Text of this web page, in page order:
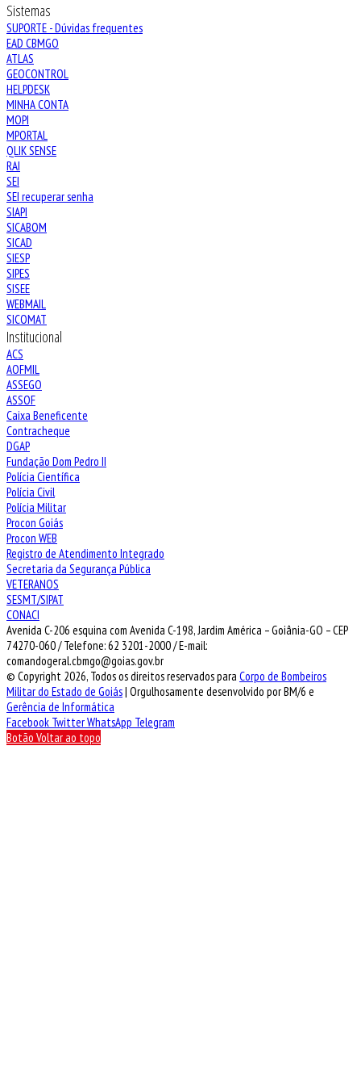
Sistemas
SUPORTE - Dúvidas frequentes
EAD CBMGO
ATLAS
GEOCONTROL
HELPDESK
MINHA CONTA
MOPI
MPORTAL
QLIK SENSE
RAI
SEI
SEI recuperar senha
SIAPI
SICABOM
SICAD
SIESP
SIPES
SISEE
WEBMAIL
SICOMAT
Institucional
ACS
AOFMIL
ASSEGO
ASSOF
Caixa Beneficente
Contracheque
DGAP
Fundação Dom Pedro II
Polícia Científica
Polícia Civil
Polícia Militar
Procon Goiás
Procon WEB
Registro de Atendimento Integrado
Secretaria da Segurança Pública
VETERANOS
SESMT/SIPAT
CONACI
Avenida C-206 esquina com Avenida C-198, Jardim América – Goiânia-GO – CEP
74270-060 / Telefone: 62 3201-2000 / E-mail:
comandogeral.cbmgo@goias.gov.br
© Copyright 2026, Todos os direitos reservados para Corpo de Bombeiros
Militar do Estado de Goiás| Orgulhosamente desenvolvido por BM/6 e
Gerência de Informática
Facebook TwitterWhatsApp Telegram
Botão Voltar ao topo